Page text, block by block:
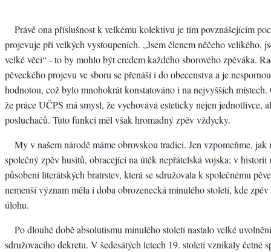
Právě ona příslušnost k velkému kolektivu je tím povznášejícím
projevuje při velkých vystoupeních. „Jsem členem něčeho velikého,
velké věci“ - to by mohlo být credem každého sborového zpěváka.
pěveckého projevu ve sboru se přenáší i do obecenstva a je
hodnotou, což bylo mnohokrát konstatováno i na nejvyšších
že práce UČPS má smysl, že vychovává esteticky nejen jednotlivce,
posluchačů. Tuto funkci měl však hromadný zpěv vždycky.
My v našem národě máme obrovskou tradici. Jen vzpomeňme, jak
společný zpěv husitů, obracející na útěk nepřátelská vojska; v historii
působení literátských bratrstev, která se sdružovala k společnému
nemenší význam měla i doba obrozenecká minulého století, kde
úlohu.
Po dlouhé době absolutismu minulého století nastalo velké
sdružovacího dekretu. V šedesátých letech 19. století vznikaly četné